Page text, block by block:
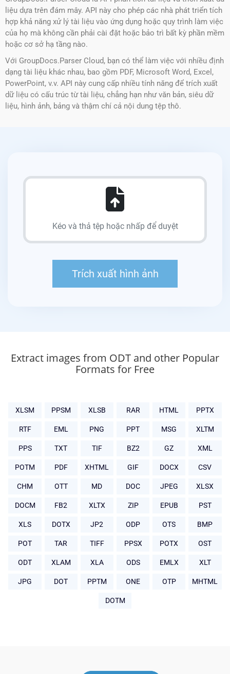
liệu dựa trên đám mây. API này cho phép các nhà phát triển tích
hợp khả năng xử lý tài liệu vào ứng dụng hoặc quy trình làm việc
của họ mà không cần phải cài đặt hoặc bảo trì bất kỳ phần mềm
hoặc cơ sở hạ tầng nào.
Với GroupDocs.Parser Cloud, bạn có thể làm việc với nhiều định
dạng tài liệu khác nhau, bao gồm PDF, Microsoft Word, Excel,
PowerPoint, v.v. API này cung cấp nhiều tính năng để trích xuất
dữ liệu có cấu trúc từ tài liệu, chẳng hạn như văn bản, siêu dữ
liệu, hình ảnh, bảng và thậm chí cả nội dung tệp thô.
Extract images from ODT and other Popular
Formats for Free
XLSM PPSM XLSB RAR HTML PPTX
RTF EML PNG PPT MSG XLTM
PPS TXT TIF BZ2 GZ XML
POTM PDF XHTML GIF DOCX CSV
CHM OTT MD DOC JPEG XLSX
DOCM FB2 XLTX ZIP EPUB PST
XLS DOTX JP2 ODP OTS BMP
POT TAR TIFF PPSX POTX OST
ODT XLAM XLA ODS EMLX XLT
JPG DOT PPTM ONE OTP MHTML
DOTM